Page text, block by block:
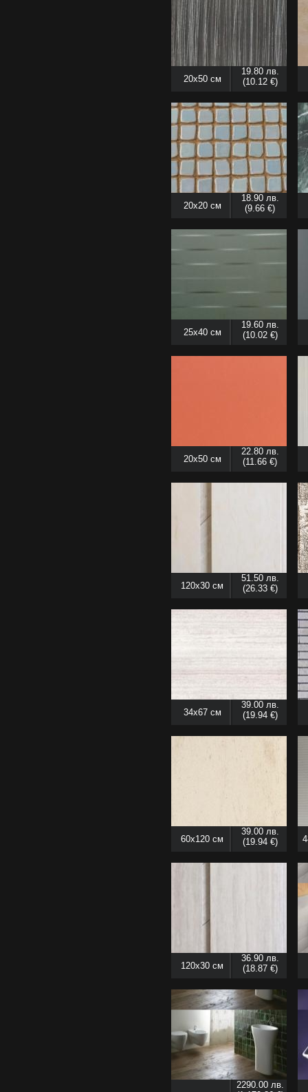
20x50 см
19.80 лв.
(10.12 €)
20x20 см
18.90 лв.
(9.66 €)
25x40 см
19.60 лв.
(10.02 €)
20x50 см
22.80 лв.
(11.66 €)
120x30 см
51.50 лв.
(26.33 €)
34x67 см
39.00 лв.
(19.94 €)
60x120 см
39.00 лв.
(19.94 €)
120x30 см
36.90 лв.
(18.87 €)
2290.00 лв.